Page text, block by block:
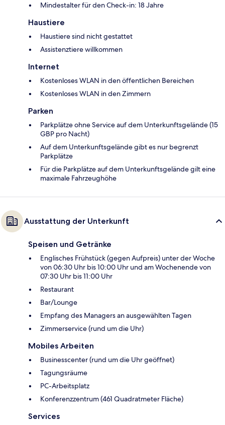
Mindestalter für den Check-in: 18 Jahre
Haustiere
Haustiere sind nicht gestattet
Assistenztiere willkommen
Internet
Kostenloses WLAN in den öffentlichen Bereichen
Kostenloses WLAN in den Zimmern
Parken
Parkplätze ohne Service auf dem Unterkunftsgelände (15
GBP pro Nacht)
Auf dem Unterkunftsgelände gibt es nur begrenzt
Parkplätze
Für die Parkplätze auf dem Unterkunftsgelände gilt eine
maximale Fahrzeughöhe
Ausstattung der Unterkunft
Speisen und Getränke
Englisches Frühstück (gegen Aufpreis) unter der Woche
von 06:30 Uhr bis 10:00 Uhr und am Wochenende von
07:30 Uhr bis 11:00 Uhr
Restaurant
Bar/Lounge
Empfang des Managers an ausgewählten Tagen
Zimmerservice (rund um die Uhr)
Mobiles Arbeiten
Businesscenter (rund um die Uhr geöffnet)
Tagungsräume
PC-Arbeitsplatz
Konferenzzentrum (461 Quadratmeter Fläche)
Services